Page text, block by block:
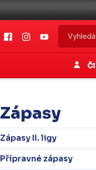
Zápasy
Zápasy II. ligy
Přípravné zápasy